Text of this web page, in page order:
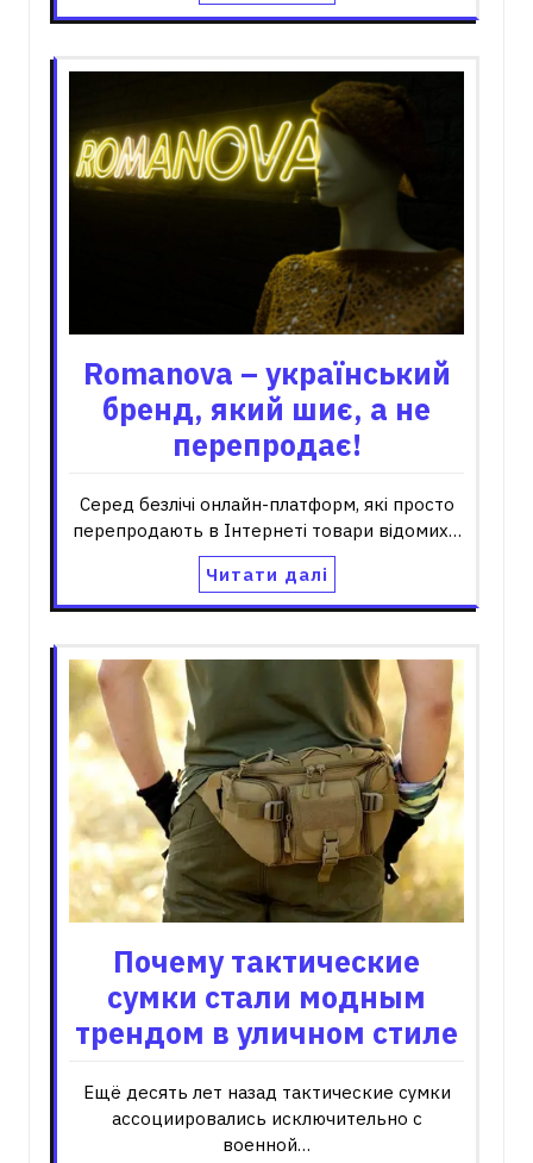
Romanova – український
бренд, який шиє, а не
перепродає!
Серед безлічі онлайн-платформ, які просто
перепродають в Інтернеті товари відомих…
Читати далі
Почему тактические
сумки стали модным
трендом в уличном стиле
Ещё десять лет назад тактические сумки
ассоциировались исключительно с
военной…